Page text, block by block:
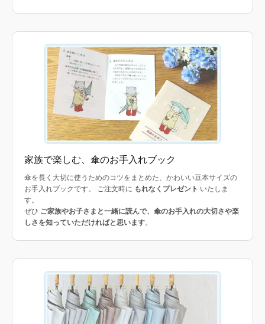
家族で楽しむ、傘のお手入れブック
傘を長く大切に使うためのコツをまとめた、かわいい豆本サイズの
お手入れブックです。 ご注文時に もれなくプレゼント いたしま
す。
ぜひ ご家族やお子さまと一緒に読んで、傘のお手入れの大切さや楽
しさを知っていただければと思います。